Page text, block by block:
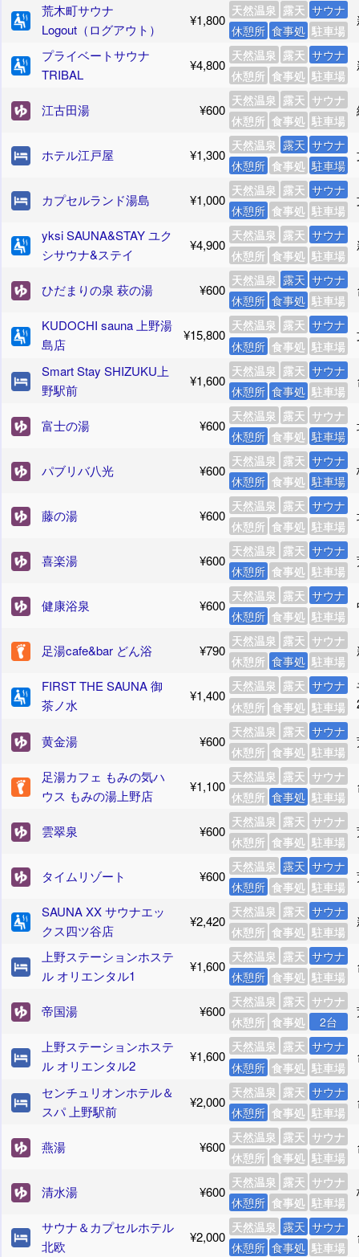
荒木町サウナ
Logout（ログアウト）
¥1,800
天然温泉 露天 サウナ
休憩所 食事処 駐車場
プライベートサウナ
TRIBAL
¥4,800
天然温泉 露天 サウナ
休憩所 食事処 駐車場
江古田湯 ¥600
天然温泉 露天 サウナ
休憩所 食事処 駐車場
ホテル江戸屋 ¥1,300
天然温泉 露天 サウナ
休憩所 食事処 駐車場
カプセルランド湯島 ¥1,000
天然温泉 露天 サウナ
休憩所 食事処 駐車場
yksi SAUNA&STAY ユク
シサウナ&ステイ
¥4,900
天然温泉 露天 サウナ
休憩所 食事処 駐車場
ひだまりの泉 萩の湯 ¥600
天然温泉 露天 サウナ
休憩所 食事処 駐車場
KUDOCHI sauna 上野湯
島店
¥15,800
天然温泉 露天 サウナ
休憩所 食事処 駐車場
Smart Stay SHIZUKU上
野駅前
¥1,600
天然温泉 露天 サウナ
休憩所 食事処 駐車場
富士の湯 ¥600
天然温泉 露天 サウナ
休憩所 食事処 駐車場
パブリバ八光 ¥600
天然温泉 露天 サウナ
休憩所 食事処 駐車場
藤の湯 ¥600
天然温泉 露天 サウナ
休憩所 食事処 駐車場
喜楽湯 ¥600
天然温泉 露天 サウナ
休憩所 食事処 駐車場
健康浴泉 ¥600
天然温泉 露天 サウナ
休憩所 食事処 駐車場
足湯cafe&bar どん浴 ¥790
天然温泉 露天 サウナ
休憩所 食事処 駐車場
FIRST THE SAUNA 御
茶ノ水
¥1,400
天然温泉 露天 サウナ
休憩所 食事処 駐車場
黄金湯 ¥600
天然温泉 露天 サウナ
休憩所 食事処 駐車場
足湯カフェ もみの気ハ
ウス もみの湯上野店
¥1,100
天然温泉 露天 サウナ
休憩所 食事処 駐車場
雲翠泉 ¥600
天然温泉 露天 サウナ
休憩所 食事処 駐車場
タイムリゾート ¥600
天然温泉 露天 サウナ
休憩所 食事処 駐車場
SAUNA XX サウナエッ
クス四ツ谷店
¥2,420
天然温泉 露天 サウナ
休憩所 食事処 駐車場
上野ステーションホステ
ル オリエンタル1
¥1,600
天然温泉 露天 サウナ
休憩所 食事処 駐車場
帝国湯 ¥600
天然温泉 露天 サウナ
休憩所 食事処 2台
上野ステーションホステ
ル オリエンタル2
¥1,600
天然温泉 露天 サウナ
休憩所 食事処 駐車場
センチュリオンホテル＆
スパ 上野駅前
¥2,000
天然温泉 露天 サウナ
休憩所 食事処 駐車場
燕湯 ¥600
天然温泉 露天 サウナ
休憩所 食事処 駐車場
清水湯 ¥600
天然温泉 露天 サウナ
休憩所 食事処 駐車場
サウナ＆カプセルホテル
北欧
¥2,000
天然温泉 露天 サウナ
休憩所 食事処 駐車場